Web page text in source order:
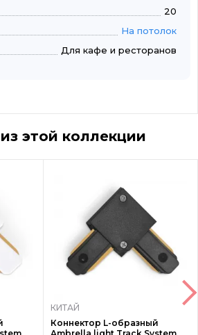
20
На потолок
Для кафе и ресторанов
этой коллекции
КИТАЙ
Коннектор L-образный